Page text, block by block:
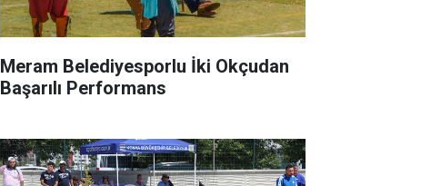
Meram Belediyesporlu İki Okçudan
Başarılı Performans